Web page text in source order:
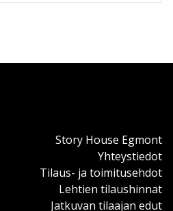
Story House Egmont
Yhteystiedot
Tilaus- ja toimitusehdot
Lehtien tilaushinnat
Jatkuvan tilaajan edut